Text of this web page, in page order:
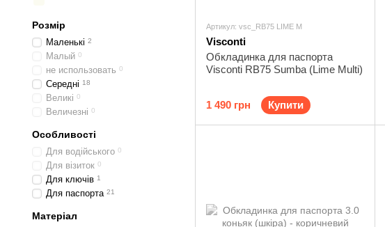
Артикул: vsc_RB75 LIME M
Visconti
Обкладинка для паспорта
Visconti RB75 Sumba (Lime Multi)
1 490 грн Купити
Розмір
Маленькі 2
Малый 0
не использовать 0
Середні 18
Великі 0
Величезні 0
Особливості
Для водійського 0
Для візиток 0
Для ключів 1
Для паспорта 21
Матеріал